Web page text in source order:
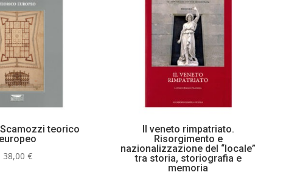
teorico
europeo
38,00 €
Il veneto rimpatriato.
Risorgimento e
nazionalizzazione del “locale”
tra storia, storiografia e
memoria